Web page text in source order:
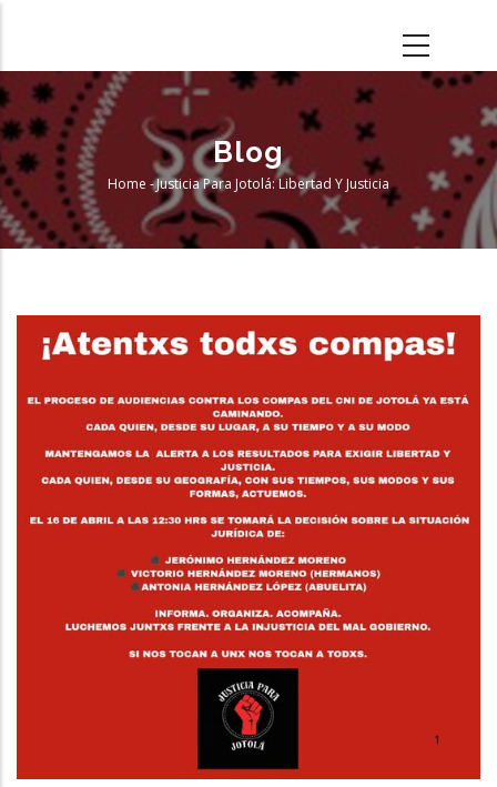
main
content
Blog
Breadcrumb
Home -Justicia Para Jotolá: Libertad Y Justicia